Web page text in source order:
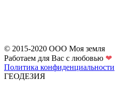
© 2015-2020 ООО Моя земля
Работаем для Вас с любовью ❤
Политика конфиденциальности
ГЕОДЕЗИЯ